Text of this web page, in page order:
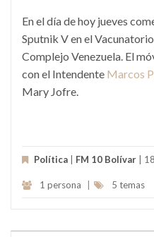
En el día de hoy jueves
Sputnik V en el
Complejo Venezuela. El
con el Intendente Marcos
Mary Jofre.
Política FM 10 Bolívar |
1 persona 5 temas